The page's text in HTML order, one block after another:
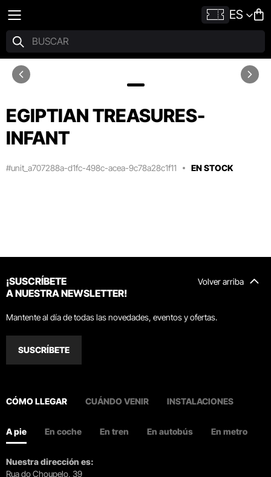
ES
EGIPTIAN TREASURES-
INFANT
#unit_a707288a-d1fc-498c-acea-9c78a28c1f11 EN STOCK
Volver arriba
¡SUSCRÍBETE
A NUESTRA NEWSLETTER!
Mantente al día de todas las novedades, eventos y ofertas.
SUSCRÍBETE
CÓMO LLEGAR CUÁNDO VENIR INSTALACIONES
A pie En coche En tren En autobús En metro
Nuestra dirección es:
Rua do Choupelo, 39